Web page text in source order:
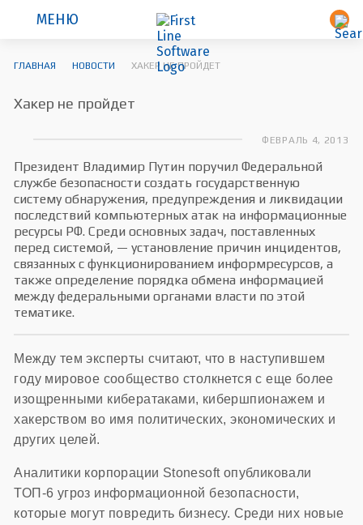
МЕНЮ
ГЛАВНАЯ НОВОСТИ ХАКЕР НЕ ПРОЙДЕТ
Хакер не пройдет
ФЕВРАЛЬ 4, 2013
Президент Владимир Путин поручил Федеральной
службе безопасности создать государственную
систему обнаружения, предупреждения и ликвидации
последствий компьютерных атак на информационные
ресурсы РФ. Среди основных задач, поставленных
перед системой, — установление причин инцидентов,
связанных с функционированием информресурсов, а
также определение порядка обмена информацией
между федеральными органами власти по этой
тематике.
Между тем эксперты считают, что в наступившем
году мировое сообщество столкнется с еще более
изощренными кибератаками, кибершпионажем и
хакерством во имя политических, экономических и
других целей.
Аналитики корпорации Stonesoft опубликовали
ТОП-6 угроз информационной безопасности,
которые могут повредить бизнесу. Среди них новые